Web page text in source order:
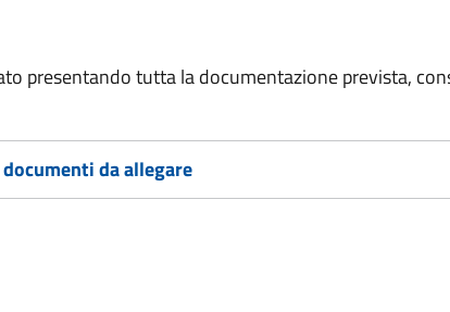
presentando tutta la documentazione prevista,
da allegare